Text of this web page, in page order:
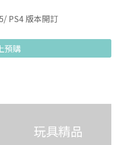
PS4 版本開訂
預購
玩具精品